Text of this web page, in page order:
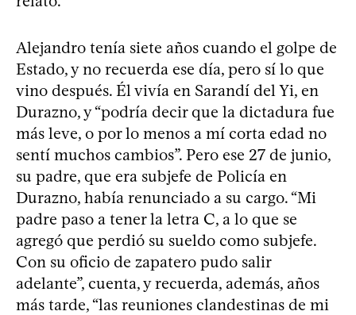
Alejandro tenía siete años cuando el golpe de
Estado, y no recuerda ese día, pero sí lo que
vino después. Él vivía en Sarandí del Yi, en
Durazno, y “podría decir que la dictadura fue
más leve, o por lo menos a mí corta edad no
sentí muchos cambios”. Pero ese 27 de junio,
su padre, que era subjefe de Policía en
Durazno, había renunciado a su cargo. “Mi
padre paso a tener la letra C, a lo que se
agregó que perdió su sueldo como subjefe.
Con su oficio de zapatero pudo salir
adelante”, cuenta, y recuerda, además, años
más tarde, “las reuniones clandestinas de mi